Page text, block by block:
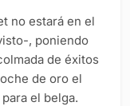
no estará en el
, poniendo
de éxitos
de oro el
el belga.